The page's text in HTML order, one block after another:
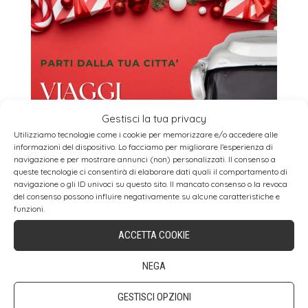
Gestisci la tua privacy
Utilizziamo tecnologie come i cookie per memorizzare e/o accedere alle
informazioni del dispositivo. Lo facciamo per migliorare l'esperienza di
navigazione e per mostrare annunci (non) personalizzati. Il consenso a
queste tecnologie ci consentirà di elaborare dati quali il comportamento di
navigazione o gli ID univoci su questo sito. Il mancato consenso o la revoca
del consenso possono influire negativamente su alcune caratteristiche e
funzioni.
ACCETTA COOKIE
NEGA
GESTISCI OPZIONI
SCOPRI I NOSTRI VIAGGI
PROMUOVITI SU